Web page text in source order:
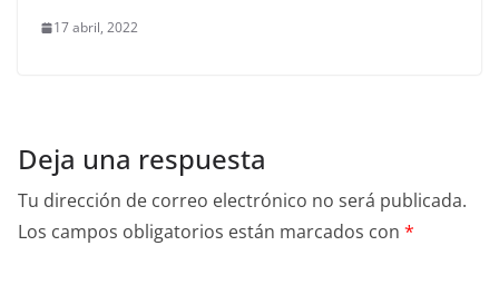
17 abril, 2022
Deja una respuesta
Tu dirección de correo electrónico no será publicada.
Los campos obligatorios están marcados con *